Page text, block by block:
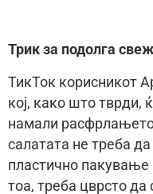
Трик за подолга
ТикТок корисникот
кој, како што тврди,
намали
салатата не треба
пластично
тоа, треба цврсто